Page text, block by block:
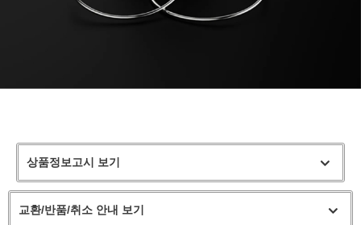
프 하세요!
상품정보고시 보기
교환/반품/취소 안내 보기